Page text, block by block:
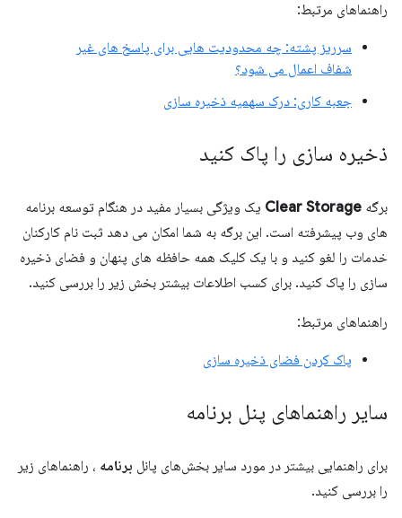
راهنماهای مرتبط:
سرریز پشته: چه محدودیت هایی برای پاسخ های غیر
شفاف اعمال می شود؟
جعبه کاری: درک سهمیه ذخیره سازی
ذخیره سازی را پاک کنید
برگه Clear Storage یک ویژگی بسیار مفید در هنگام توسعه برنامه
های وب پیشرفته است. این برگه به ​​شما امکان می دهد ثبت نام کارکنان
خدمات را لغو کنید و با یک کلیک همه حافظه های پنهان و فضای ذخیره
سازی را پاک کنید. برای کسب اطلاعات بیشتر بخش زیر را بررسی کنید.
راهنماهای مرتبط:
پاک کردن فضای ذخیره سازی
سایر راهنماهای پنل برنامه
برای راهنمایی بیشتر در مورد سایر بخش‌های پانل برنامه ، راهنماهای زیر
را بررسی کنید.